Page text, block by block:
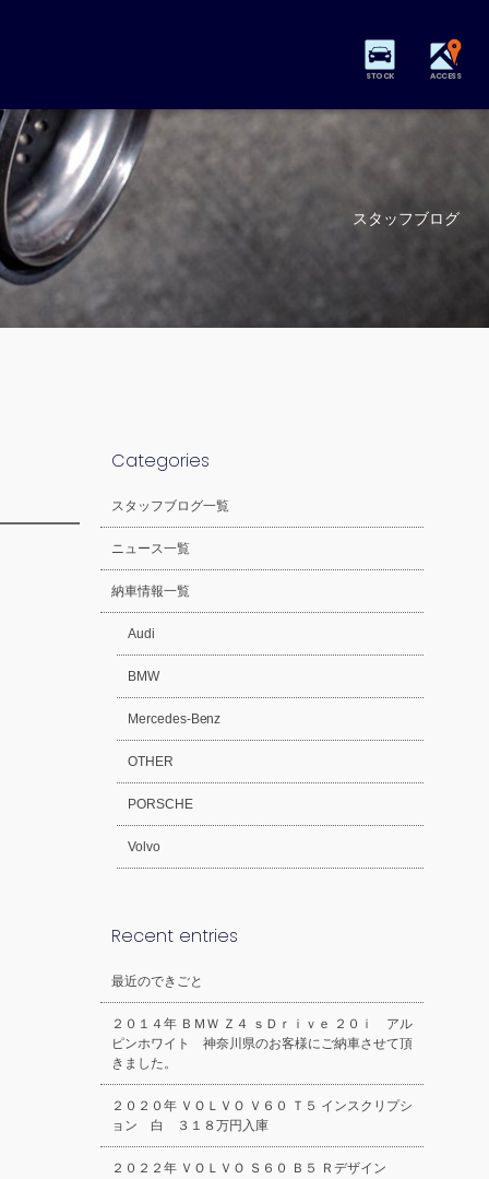
STOCK ACCESS
スタッフブログ
Categories
スタッフブログ一覧
ニュース一覧
納車情報一覧
Audi
BMW
Mercedes-Benz
OTHER
PORSCHE
Volvo
Recent entries
最近のできごと
２０１４年 ＢＭＷ Ｚ４ ｓＤｒｉｖｅ ２０ｉ アル
ピンホワイト 神奈川県のお客様にご納車させて頂
きました。
２０２０年 ＶＯＬＶＯ Ｖ６０ Ｔ５ インスクリプシ
ョン 白 ３１８万円入庫
２０２２年 ＶＯＬＶＯ Ｓ６０ Ｂ５ Ｒデザイン